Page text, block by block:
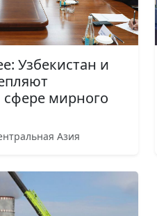
Узбекистан и
сфере мирного
Азия